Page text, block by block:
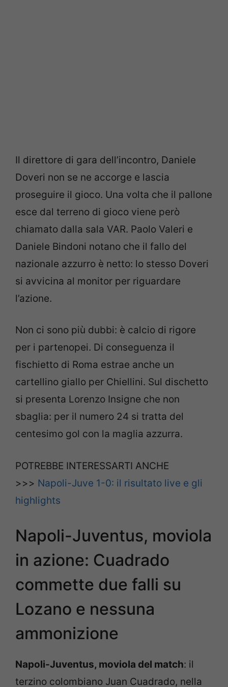
Il direttore di gara dell’incontro, Daniele
Doveri non se ne accorge e lascia
proseguire il gioco. Una volta che il pallone
esce dal terreno di gioco viene però
chiamato dalla sala VAR. Paolo Valeri e
Daniele Bindoni notano che il fallo del
nazionale azzurro è netto: lo stesso Doveri
si avvicina al monitor per riguardare
l’azione.
Non ci sono più dubbi: è calcio di rigore
per i partenopei. Di conseguenza il
fischietto di Roma estrae anche un
cartellino giallo per Chiellini. Sul dischetto
si presenta Lorenzo Insigne che non
sbaglia: per il numero 24 si tratta del
centesimo gol con la maglia azzurra.
POTREBBE INTERESSARTI ANCHE
>>> Napoli-Juve 1-0: il risultato live e gli
highlights
Napoli-Juventus, moviola
in azione: Cuadrado
commette due falli su
Lozano e nessuna
ammonizione
Napoli-Juventus, moviola del match: il
terzino colombiano Juan Cuadrado, nella